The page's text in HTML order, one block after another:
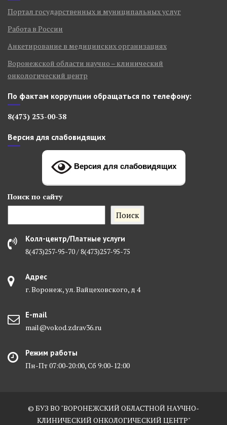
Портал государственных и муниципальных услуг
Работа в России
Анкетирование в медицинских организациях
Воронежской области научно – клинический
онкологический центр
По фактам коррупции обращаться по телефону:
8(473) 253-00-38
Версия для слабовидящих
Версия для слабовидящих
Поиск по сайту
Поиск
Колл-центр/Платные услуги
8(473)257-95-70 / 8(473)257-95-75
Адрес
г. Воронеж, ул. Вайцеховского, д 4
E-mail
mail@vokod.zdrav36.ru
Режим работы
Пн-Пт 07:00-20:00, Сб 9:00-12:00
© БУЗ ВО "ВОРОНЕЖСКИЙ ОБЛАСТНОЙ НАУЧНО-
КЛИНИЧЕСКИЙ ОНКОЛОГИЧЕСКИЙ ЦЕНТР"